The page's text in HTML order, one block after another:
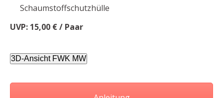
Schaumstoffschutzhülle
UVP: 15,00 € / Paar
3D-Ansicht FWK MW